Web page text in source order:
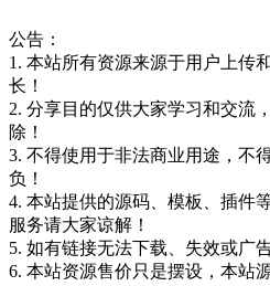
公告：
1. 本站所有资源来源于用户上传
长！
2. 分享目的仅供大家学习和交流
除！
3. 不得使用于非法商业用途，不
负！
4. 本站提供的源码、模板、插件
服务请大家谅解！
5. 如有链接无法下载、失效或广
6. 本站资源售价只是摆设，本站